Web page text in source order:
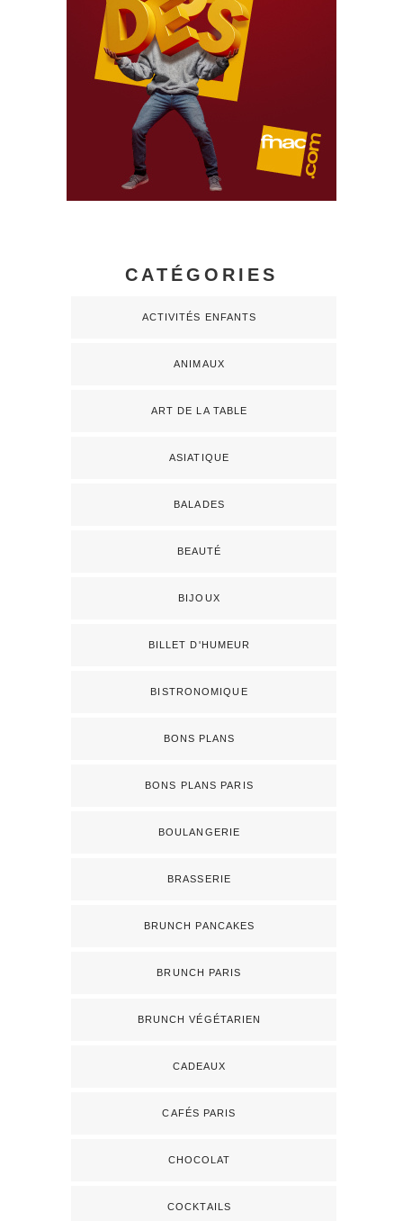
CATÉGORIES
ACTIVITÉS ENFANTS
ANIMAUX
ART DE LA TABLE
ASIATIQUE
BALADES
BEAUTÉ
BIJOUX
BILLET D'HUMEUR
BISTRONOMIQUE
BONS PLANS
BONS PLANS PARIS
BOULANGERIE
BRASSERIE
BRUNCH PANCAKES
BRUNCH PARIS
BRUNCH VÉGÉTARIEN
CADEAUX
CAFÉS PARIS
CHOCOLAT
COCKTAILS